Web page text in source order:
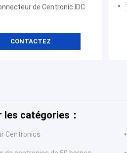
de Centronic IDC
CONTACTEZ
les catégories：
Centronics